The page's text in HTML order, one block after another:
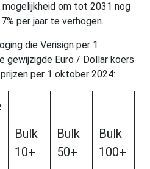
om tot 2031 nog
per jaar te verhogen.
die Verisign per 1
gewijzigde Euro / Dollar koers
per 1 oktober 2024:
Bulk
10+
Bulk
50+
Bulk
100+